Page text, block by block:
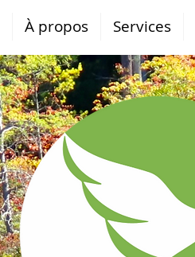
À propos Services